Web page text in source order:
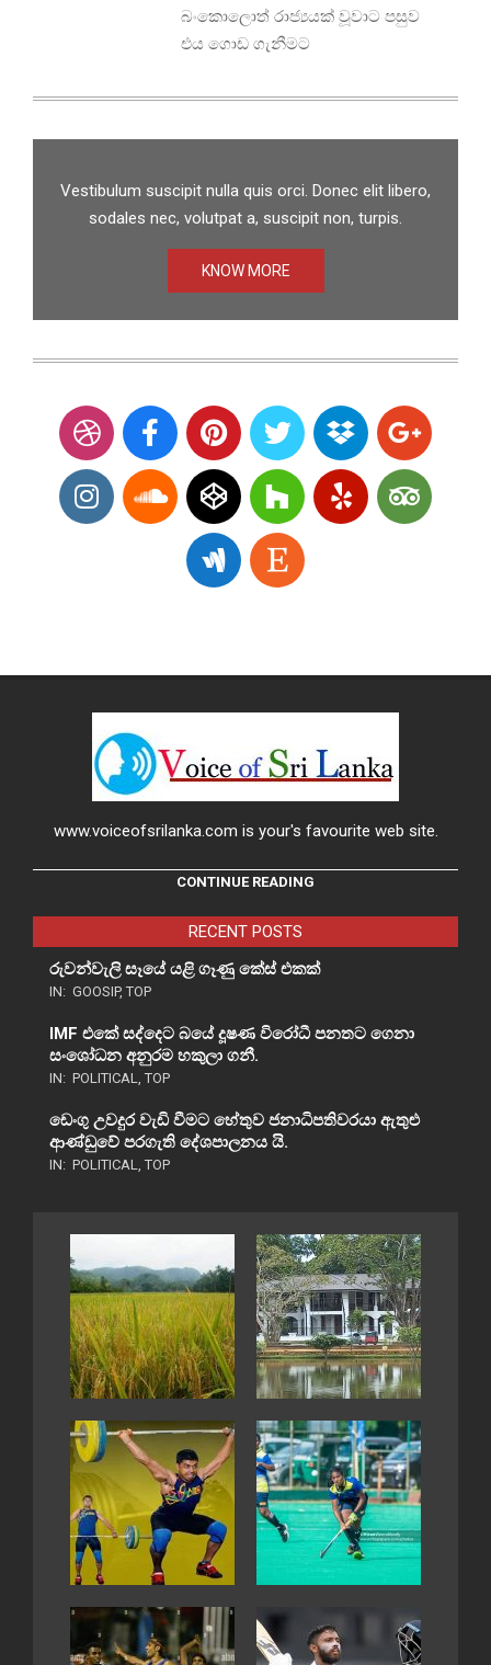
බංකොලොත් රාජ්‍යයක් වූවාට පසුව
එය ගොඩ ගැනීමට
Vestibulum suscipit nulla quis orci. Donec elit libero,
sodales nec, volutpat a, suscipit non, turpis.
KNOW MORE
www.voiceofsrilanka.com is your's favourite web site.
CONTINUE READING
RECENT POSTS
රුවන්වැලි සෑයේ යළි ගෑණු කේස් එකක්
IN: GOOSIP, TOP
IMF එකේ සද්දෙට බයේ දූෂණ විරෝධී පනතට ගෙනා
සංශෝධන අනුරම හකුලා ගනී.
IN: POLITICAL TOP
ඩෙංගු උවදුර වැඩි වීමට හේතුව ජනාධිපතිවරයා ඇතුළු
ආණ්ඩුවේ පරගැති දේශපාලනය යි.
IN: POLITICAL TOP